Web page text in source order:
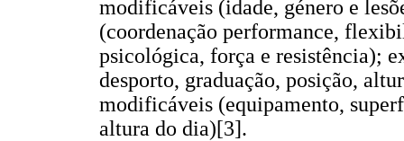
modificáveis (idade, género e
(coordenação performance,
psicológica, força e resistência);
desporto, graduação, posição,
modificáveis (equipamento,
altura do dia)[3].